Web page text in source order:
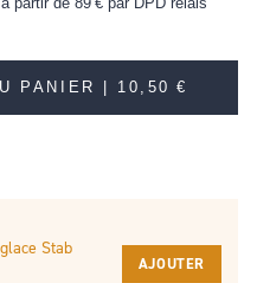
PANIER | 10,50 €
Stab
AJOUTER